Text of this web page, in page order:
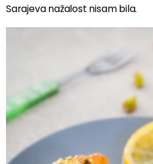
Sarajeva nažalost nisam bila.